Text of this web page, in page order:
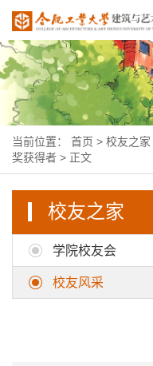
当前位置： 首页 > 校友之家
奖获得者 > 正文
校友之家
学院校友会
校友风采